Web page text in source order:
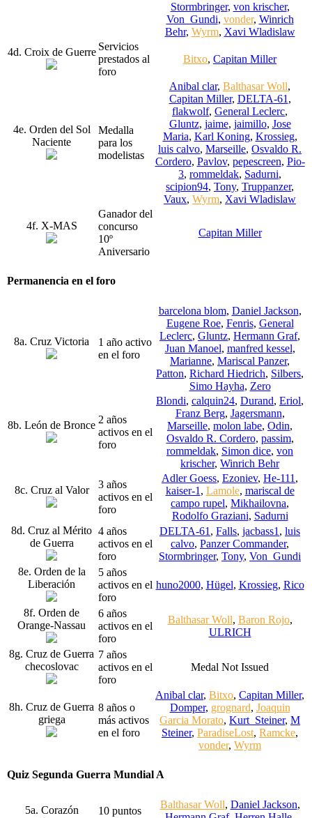
Stormbringer, von krischer,
Von_Gundi, vonder, Winrich
Behr, Wyrm, Xavi Wladislaw
4d. Croix de Guerre Servicios
prestados al
foro
Bitxo, Capitan Miller
4e. Orden del Sol
Naciente
Medalla
para los
modelistas
Anibal clar, Balthasar Woll,
Capitan Miller, DELTA-61 ,
flakwolf, General Leclerc,
Gluntz, jaime, jaimillo, Jose
Maria, Karl Koning, Krossieg,
luis calvo, Marseille, Osvaldo R.
Cordero, Pavlov, pepescreen, Pio-
3, rommeldak, Sadurni,
scipion94, Tony, Truppanzer,
Vaux, Wyrm, Xavi Wladislaw
4f. X-MAS
Ganador del
concurso
10º
Aniversario
Capitan Miller
Permanencia en el foro
8a. Cruz Victoria
1 año activo
en el foro
barcelona blom, Daniel Jackson,
Eugene Roe, Fenris, General
Leclerc, Gluntz, Hermann Graf,
Juan Manoel, manfred kessel,
Marianne, Mariscal Panzer,
Patton, Richard Hiedrich, Silbers,
Simo Hayha, Zero
8b. León de Bronce 2 años
activos en el
foro
Blondi, calquin24, Durand, Eriol,
Franz Berg, Jagersmann,
Marseille, molon labe, Odin,
Osvaldo R. Cordero, passim,
rommeldak, Simon dice, von
krischer, Winrich Behr
8c. Cruz al Valor
3 años
activos en el
foro
Adler Goess, Ezoniev, He-111 ,
kaiser-1 , Lamole, mariscal de
campo rupel, Mikhailovna,
Rodolfo Graziani, Sadurni
8d. Cruz al Mérito
de Guerra
4 años
activos en el
foro
DELTA-61 , Falls, jacbass1 , luis
calvo, Panzer Commander,
Stormbringer, Tony, Von_Gundi
8e. Orden de la
Liberación
5 años
activos en el
foro
huno2000, Hügel, Krossieg, Rico
8f. Orden de
Orange-Nassau
6 años
activos en el
foro
Balthasar Woll, Baron Rojo,
ULRICH
8g. Cruz de Guerra
checoslovac
7 años
activos en el
foro
Medal Not Issued
8h. Cruz de Guerra
griega
8 años o
más activos
en el foro
Anibal clar, Bitxo, Capitan Miller,
Domper, grognard, Joaquin
Garcia Morato, Kurt_Steiner, M
Steiner, ParadiseLost, Ramcke,
vonder, Wyrm
Quiz Segunda Guerra Mundial A
5a. Corazón
10 puntos
Balthasar Woll, Daniel Jackson,